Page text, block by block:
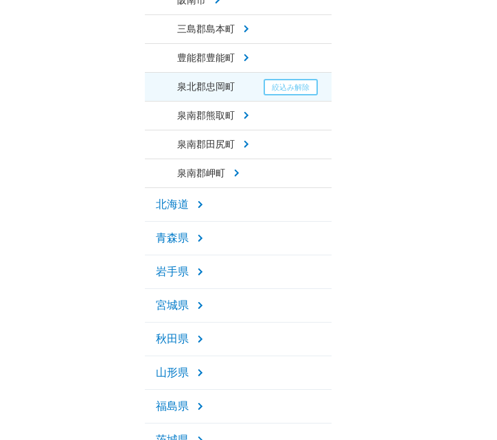
三島郡島本町
豊能郡豊能町
泉北郡忠岡町
泉南郡熊取町
泉南郡田尻町
泉南郡岬町
北海道
青森県
岩手県
宮城県
秋田県
山形県
福島県